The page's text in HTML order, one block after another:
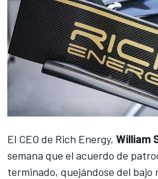
El CEO de Rich Energy, William
semana que el acuerdo de
terminado, quejándose del